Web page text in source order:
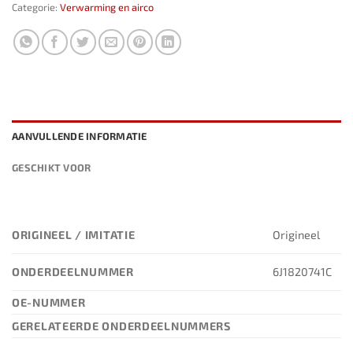
Categorie: Verwarming en airco
AANVULLENDE INFORMATIE
GESCHIKT VOOR
ORIGINEEL / IMITATIE Origineel
ONDERDEELNUMMER 6J1820741C
OE-NUMMER
GERELATEERDE ONDERDEELNUMMERS